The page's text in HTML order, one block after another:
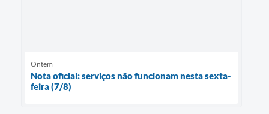
Ontem
Nota oficial: serviços não funcionam nesta sexta-
feira (7/8)